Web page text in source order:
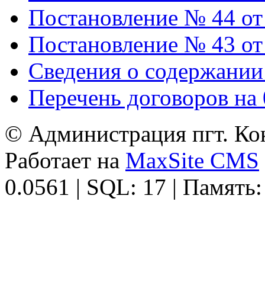
Постановление № 44
Постановление № 43
Сведения о
Перечень договоров на
© Администрация пгт.
Работает на MaxSite CMS
0.0561 | SQL: 17 |